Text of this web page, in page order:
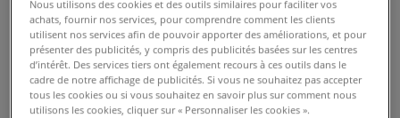
Nous utilisons des cookies et des outils similaires pour faciliter vos
achats, fournir nos services, pour comprendre comment les clients
utilisent nos services afin de pouvoir apporter des améliorations, et pour
présenter des publicités, y compris des publicités basées sur les centres
d’intérêt. Des services tiers ont également recours à ces outils dans le
cadre de notre affichage de publicités. Si vous ne souhaitez pas accepter
tous les cookies ou si vous souhaitez en savoir plus sur comment nous
utilisons les cookies, cliquer sur « Personnaliser les cookies ».